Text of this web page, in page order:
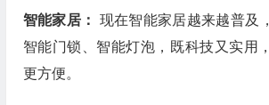
智能家居： 现在智能家居越来越普及
智能门锁、智能灯泡，既科技又实用
更方便。